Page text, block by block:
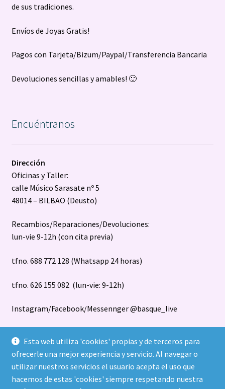
Esta web utiliza 'cookies' propias y de terceros para
ofrecerle una mejor experiencia y servicio. Al navegar o
utilizar nuestros servicios el usuario acepta el uso que
hacemos de estas 'cookies' siempre respetando nuestra
de sus tradiciones.
Envíos de Joyas Gratis!
Pagos con Tarjeta/Bizum/Paypal/Transferencia Bancaria
Devoluciones sencillas y amables! 🙂
Encuéntranos
Dirección
Oficinas y Taller:
calle Músico Sarasate nº 5
48014 – BILBAO (Deusto)
Recambios/Reparaciones/Devoluciones:
lun-vie 9-12h (con cita previa)
tfno. 688 772 128 (Whatsapp 24 horas)
tfno. 626 155 082 (lun-vie: 9-12h)
Instagram/Facebook/Messennger @basque_live